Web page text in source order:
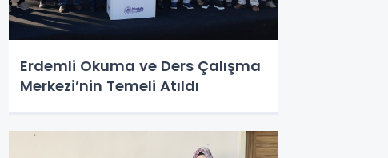
Erdemli Okuma ve Ders Çalışma
Merkezi’nin Temeli Atıldı